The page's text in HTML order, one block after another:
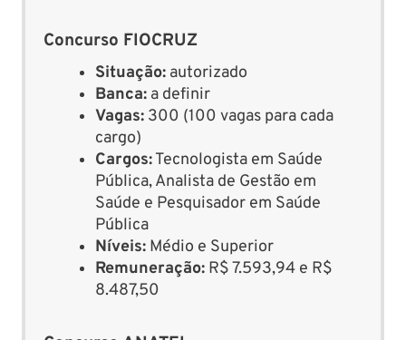
Concurso FIOCRUZ
Situação: autorizado
Banca: a definir
Vagas: 300 (100 vagas para cada
cargo)
Cargos:Tecnologista em Saúde
Pública, Analista de Gestão em
Saúde e Pesquisador em Saúde
Pública
Níveis: Médio e Superior
Remuneração: R$ 7.593,94 e R$
8.487,50